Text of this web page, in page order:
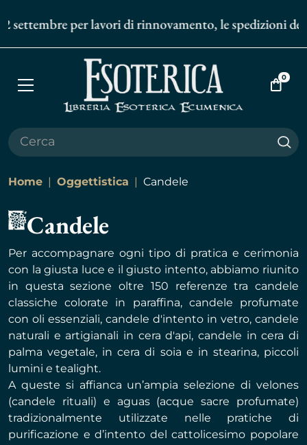
per lavori di rinnovamento, le spedizioni degli
Apri
Vai
0
Home Oggettistica Candele
Candele
Per accompagnare ogni tipo di pratica e cerimonia
con la giusta luce e il giusto intento, abbiamo riunito
in questa sezione oltre 150 referenze tra candele
classiche colorate in paraffina, candele profumate
con oli essenziali, candele d'intento in vetro, candele
naturali e artigianali in cera d'api, candele in cera di
palma vegetale, in cera di soia e in stearina, piccoli
lumini e tealight.
A queste si affianca un’ampia selezione di velones
(candele rituali) e aguas (acque sacre profumate)
tradizionalmente utilizzate nelle pratiche di
purificazione e d’intento del cattolicesimo popolare